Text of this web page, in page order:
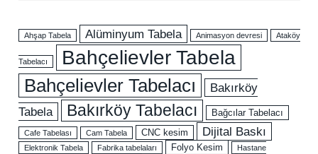
Ahşap Tabela Alüminyum Tabela Animasyon devresi Ataköy
Tabelacı Bahçelievler Tabela
Bahçelievler Tabelacı
Bakırköy
Tabela
Bakırköy Tabelacı Bağcılar Tabelacı
Cafe Tabelası Cam Tabela CNC kesim Dijital Baskı
Elektronik Tabela Fabrika tabelaları Folyo Kesim Hastane